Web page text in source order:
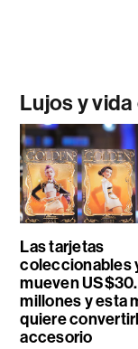
Lujos y
Las tarjetas
coleccionables
mueven
millones y esta
quiere
accesorio